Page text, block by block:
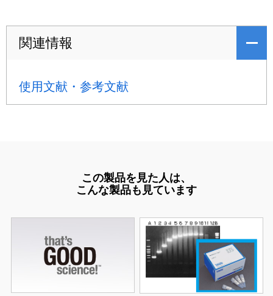
関連情報
使用文献・参考文献
この製品を見た人は、
こんな製品も見ています